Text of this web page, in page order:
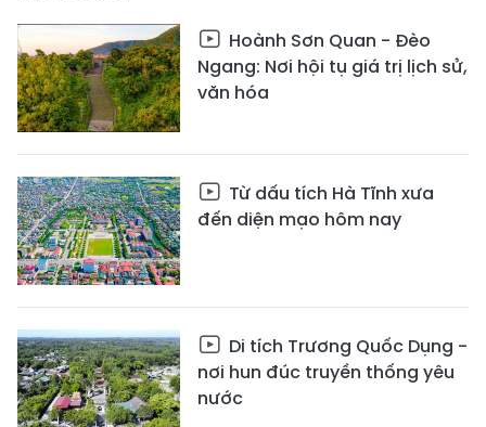
Hoành Sơn Quan - Đèo
Ngang: Nơi hội tụ giá trị lịch sử,
văn hóa
Từ dấu tích Hà Tĩnh xưa
đến diện mạo hôm nay
Di tích Trương Quốc Dụng -
nơi hun đúc truyền thống yêu
nước